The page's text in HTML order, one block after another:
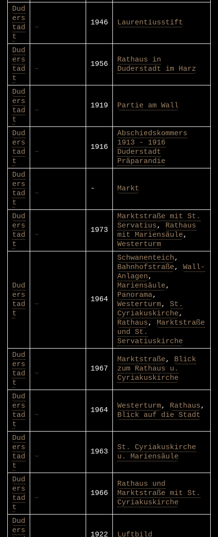
Dud
ers
tad
t
1946 Laurentiusstift
Dud
ers
tad
t
1956
Rathaus in
Duderstadt im Harz
Dud
ers
tad
t
1919 Partie am Wall
Dud
ers
tad
t
1916
Abschiedskommers
1913 - 1916
Duderstadt
Präparandie
Dud
ers
tad
t
- Markt
Dud
ers
tad
t
1973
Marktstraße mit St.
Servatius, Rathaus
mit Mariensäule,
Westerturm
Dud
ers
tad
t
1964
Schwanenteich,
Bahnhofstraße, Wall-
Anlagen,
Mariensäule,
Panorama,
Westerturm, St.
Cyriakuskirche,
Rathaus, Marktstraße
und St.
Servatiuskirche
Dud
ers
tad
t
1967
Marktstraße, Blick
zum Rathaus u.
Cyriakuskirche
Dud
ers
tad
t
1964 Westerturm, Rathaus,
Blick auf die Stadt
Dud
ers
tad
t
1963
St. Cyriakuskirche
u. Mariensäule
Dud
ers
tad
t
1966
Rathaus und
Marktstraße mit St.
Cyriakuskirche
Dud
ers
1922 Luftbild